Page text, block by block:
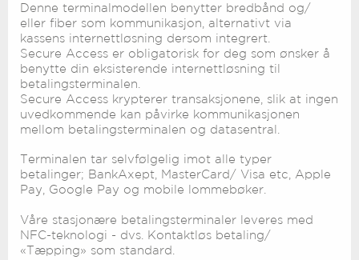
Denne terminalmodellen benytter bredbånd og/
eller fiber som kommunikasjon, alternativt via
kassens internettløsning dersom integrert.
Secure Access er obligatorisk for deg som ønsker å
benytte din eksisterende internettløsning til
betalingsterminalen.
Secure Access krypterer transaksjonene, slik at ingen
uvedkommende kan påvirke kommunikasjonen
mellom betalingsterminalen og datasentral.
Terminalen tar selvfølgelig imot alle typer
betalinger; BankAxept, MasterCard/ Visa etc, Apple
Pay, Google Pay og mobile lommebøker.
Våre stasjonære betalingsterminaler leveres med
NFC-teknologi - dvs. Kontaktløs betaling/
«Tæpping» som standard.